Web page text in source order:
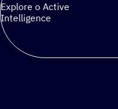
Explore o Active
Intelligence